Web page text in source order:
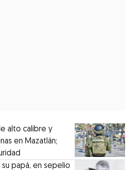
alto calibre y
en Mazatlán;
papá, en sepelio